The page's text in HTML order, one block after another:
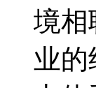
境相
业